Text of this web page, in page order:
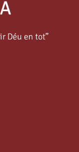
Déu en tot”